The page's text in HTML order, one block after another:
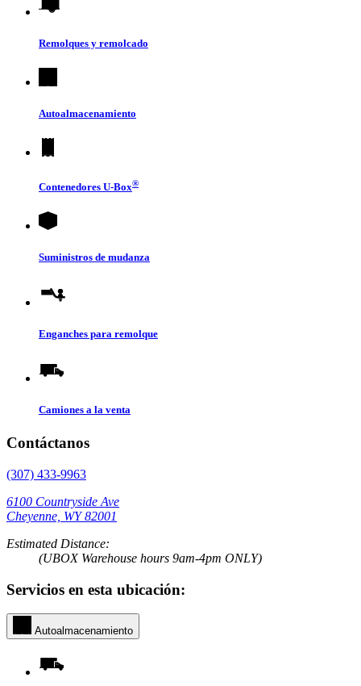
Remolques y remolcado
Autoalmacenamiento
Contenedores U-Box®
Suministros de mudanza
Enganches para remolque
Camiones a la venta
Contáctanos
(307) 433-9963
6100 Countryside Ave
Cheyenne, WY 82001
Estimated Distance:
(UBOX Warehouse hours 9am-4pm ONLY)
Servicios en esta ubicación:
Autoalmacenamiento